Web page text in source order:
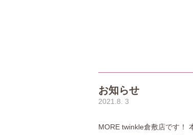
お知らせ
2021.8. 3
MORE twinkle倉敷店です！